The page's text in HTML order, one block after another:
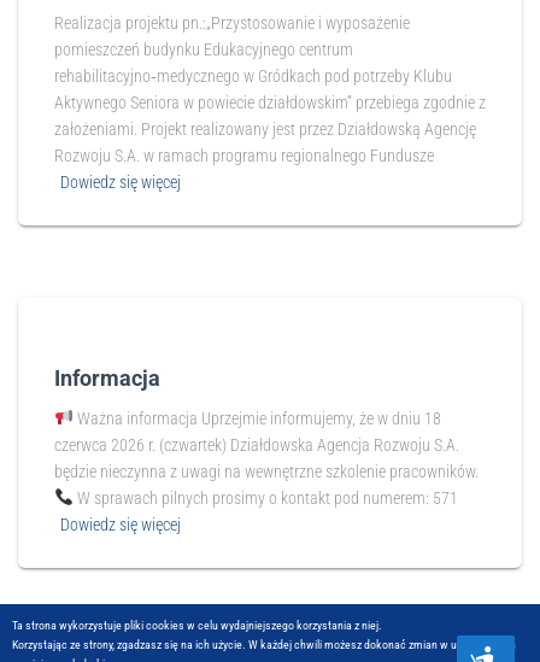
Realizacja projektu pn.:„Przystosowanie i wyposażenie
pomieszczeń budynku Edukacyjnego centrum
rehabilitacyjno‑medycznego w Gródkach pod potrzeby Klubu
Aktywnego Seniora w powiecie działdowskim” przebiega zgodnie z
założeniami. Projekt realizowany jest przez Działdowską Agencję
Rozwoju S.A. w ramach programu regionalnego Fundusze
Dowiedz się więcej
Informacja
Ważna informacja Uprzejmie informujemy, że w dniu 18
czerwca 2026 r. (czwartek) Działdowska Agencja Rozwoju S.A.
będzie nieczynna z uwagi na wewnętrzne szkolenie pracowników.
W sprawach pilnych prosimy o kontakt pod numerem: 571
Dowiedz się więcej
Ta strona wykorzystuje pliki cookies w celu wydajniejszego korzystania z niej.
Korzystając ze strony, zgadzasz się na ich użycie. W każdej chwili możesz dokonać zmian w ustawieniach